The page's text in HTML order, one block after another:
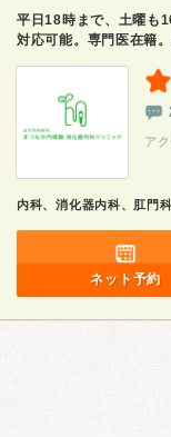
平日18時まで、土曜も
対応可能。専門医在籍。
ア
内科、消化器内科、肛門
ネット予約